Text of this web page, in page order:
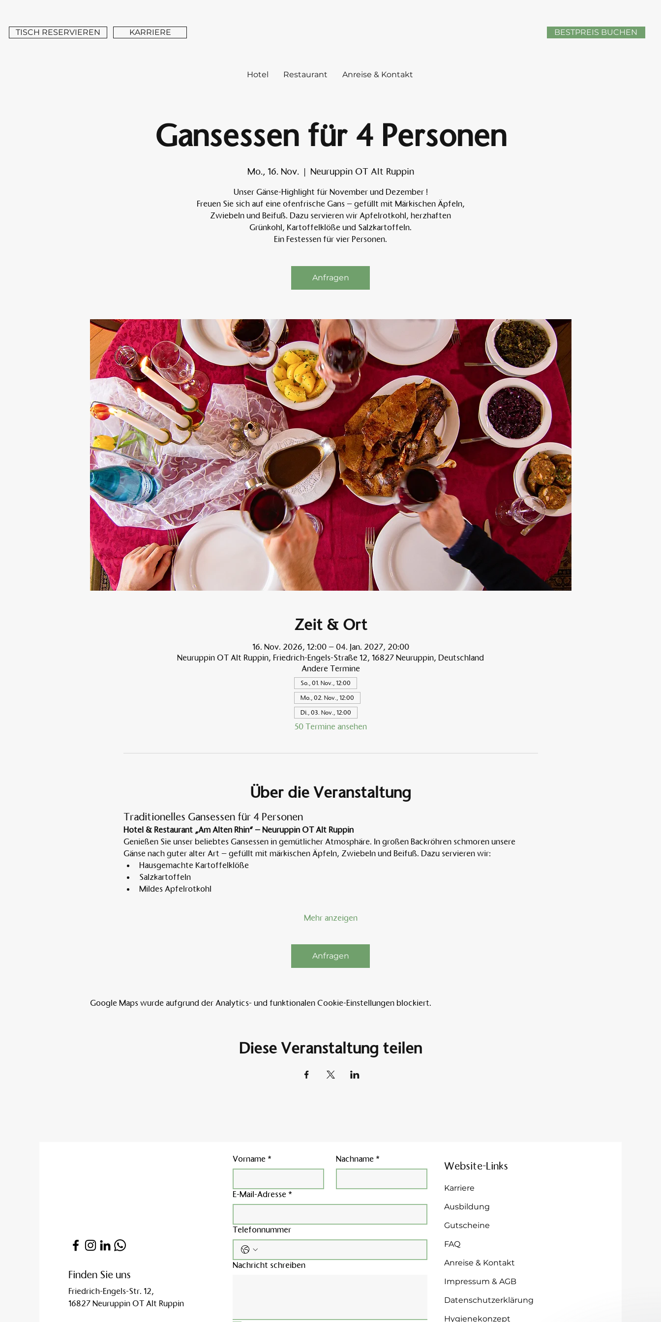
TISCH RESERVIEREN KARRIERE
Am Alten
Hotel und
BESTPREIS BUCHEN
Hotel Restaurant Anreise & Kontakt
Gansessen für 4 Personen
Mo., 16. Nov.
  |
Neuruppin OT Alt Ruppin
Unser Gänse-Highlight für November und Dezember !
Freuen Sie sich auf eine ofenfrische Gans – gefüllt mit Märkischen Äpfeln,
Zwiebeln und Beifuß. Dazu servieren wir Apfelrotkohl, herzhaften
Grünkohl, Kartoffelklöße und Salzkartoffeln.
Ein Festessen für vier Personen.
Anfragen
Zeit & Ort
16. Nov. 2026, 12:00 – 04. Jan. 2027, 20:00
Neuruppin OT Alt Ruppin, Friedrich-Engels-Straße 12, 16827 Neuruppin, Deutschland
Andere Termine
So., 01. Nov., 12:00
Mo., 02. Nov., 12:00
Di., 03. Nov., 12:00
50 Termine ansehen
Über die Veranstaltung
Traditionelles Gansessen für 4 Personen
Hotel & Restaurant „Am Alten Rhin“ – Neuruppin OT Alt Ruppin
Genießen Sie unser beliebtes Gansessen in gemütlicher Atmosphäre. In großen Backröhren schmoren unsere
Gänse nach guter alter Art – gefüllt mit märkischen Äpfeln, Zwiebeln und Beifuß. Dazu servieren wir:
Hausgemachte Kartoffelklöße
Salzkartoffeln
Mildes Apfelrotkohl
Mehr anzeigen
Anfragen
Google Maps wurde aufgrund der Analytics- und funktionalen Cookie-Einstellungen blockiert.
Diese Veranstaltung teilen
Finden Sie uns
Friedrich-Engels-Str. 12,
16827 Neuruppin OT Alt Ruppin
Vorname * Nachname *
E-Mail-Adresse *
Telefonnummer
Nachricht schreiben
Website-Links
Karriere
Ausbildung
Gutscheine
FAQ
Anreise & Kontakt
Impressum & AGB
Datenschutzerklärung
Hygienekonzept